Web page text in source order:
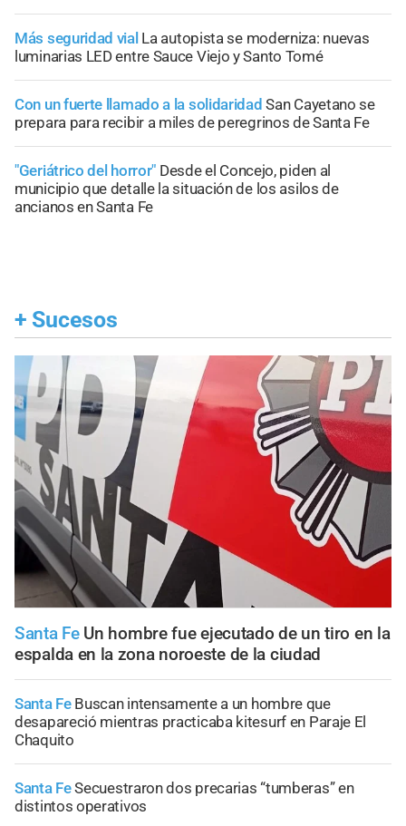
Más seguridad vial La autopista se moderniza: nuevas
luminarias LED entre Sauce Viejo y Santo Tomé
Con un fuerte llamado a la solidaridad San Cayetano se
prepara para recibir a miles de peregrinos de Santa Fe
"Geriátrico del horror" Desde el Concejo, piden al
municipio que detalle la situación de los asilos de
ancianos en Santa Fe
+ Sucesos
Santa Fe Un hombre fue ejecutado de un tiro en la
espalda en la zona noroeste de la ciudad
Santa Fe Buscan intensamente a un hombre que
desapareció mientras practicaba kitesurf en Paraje El
Chaquito
Santa FeSecuestraron dos precarias “tumberas” en
distintos operativos